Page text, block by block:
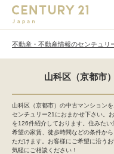
不動産・不動産情報のセンチュリ
山科区（京都市
山科区（京都市）の中古マンション
センチュリー21におまかせ下さい。
を126件紹介しております。住みた
希望の家賃、徒歩時間などの条件か
ただけます。お客様にご希望に沿う
気軽にご相談ください！